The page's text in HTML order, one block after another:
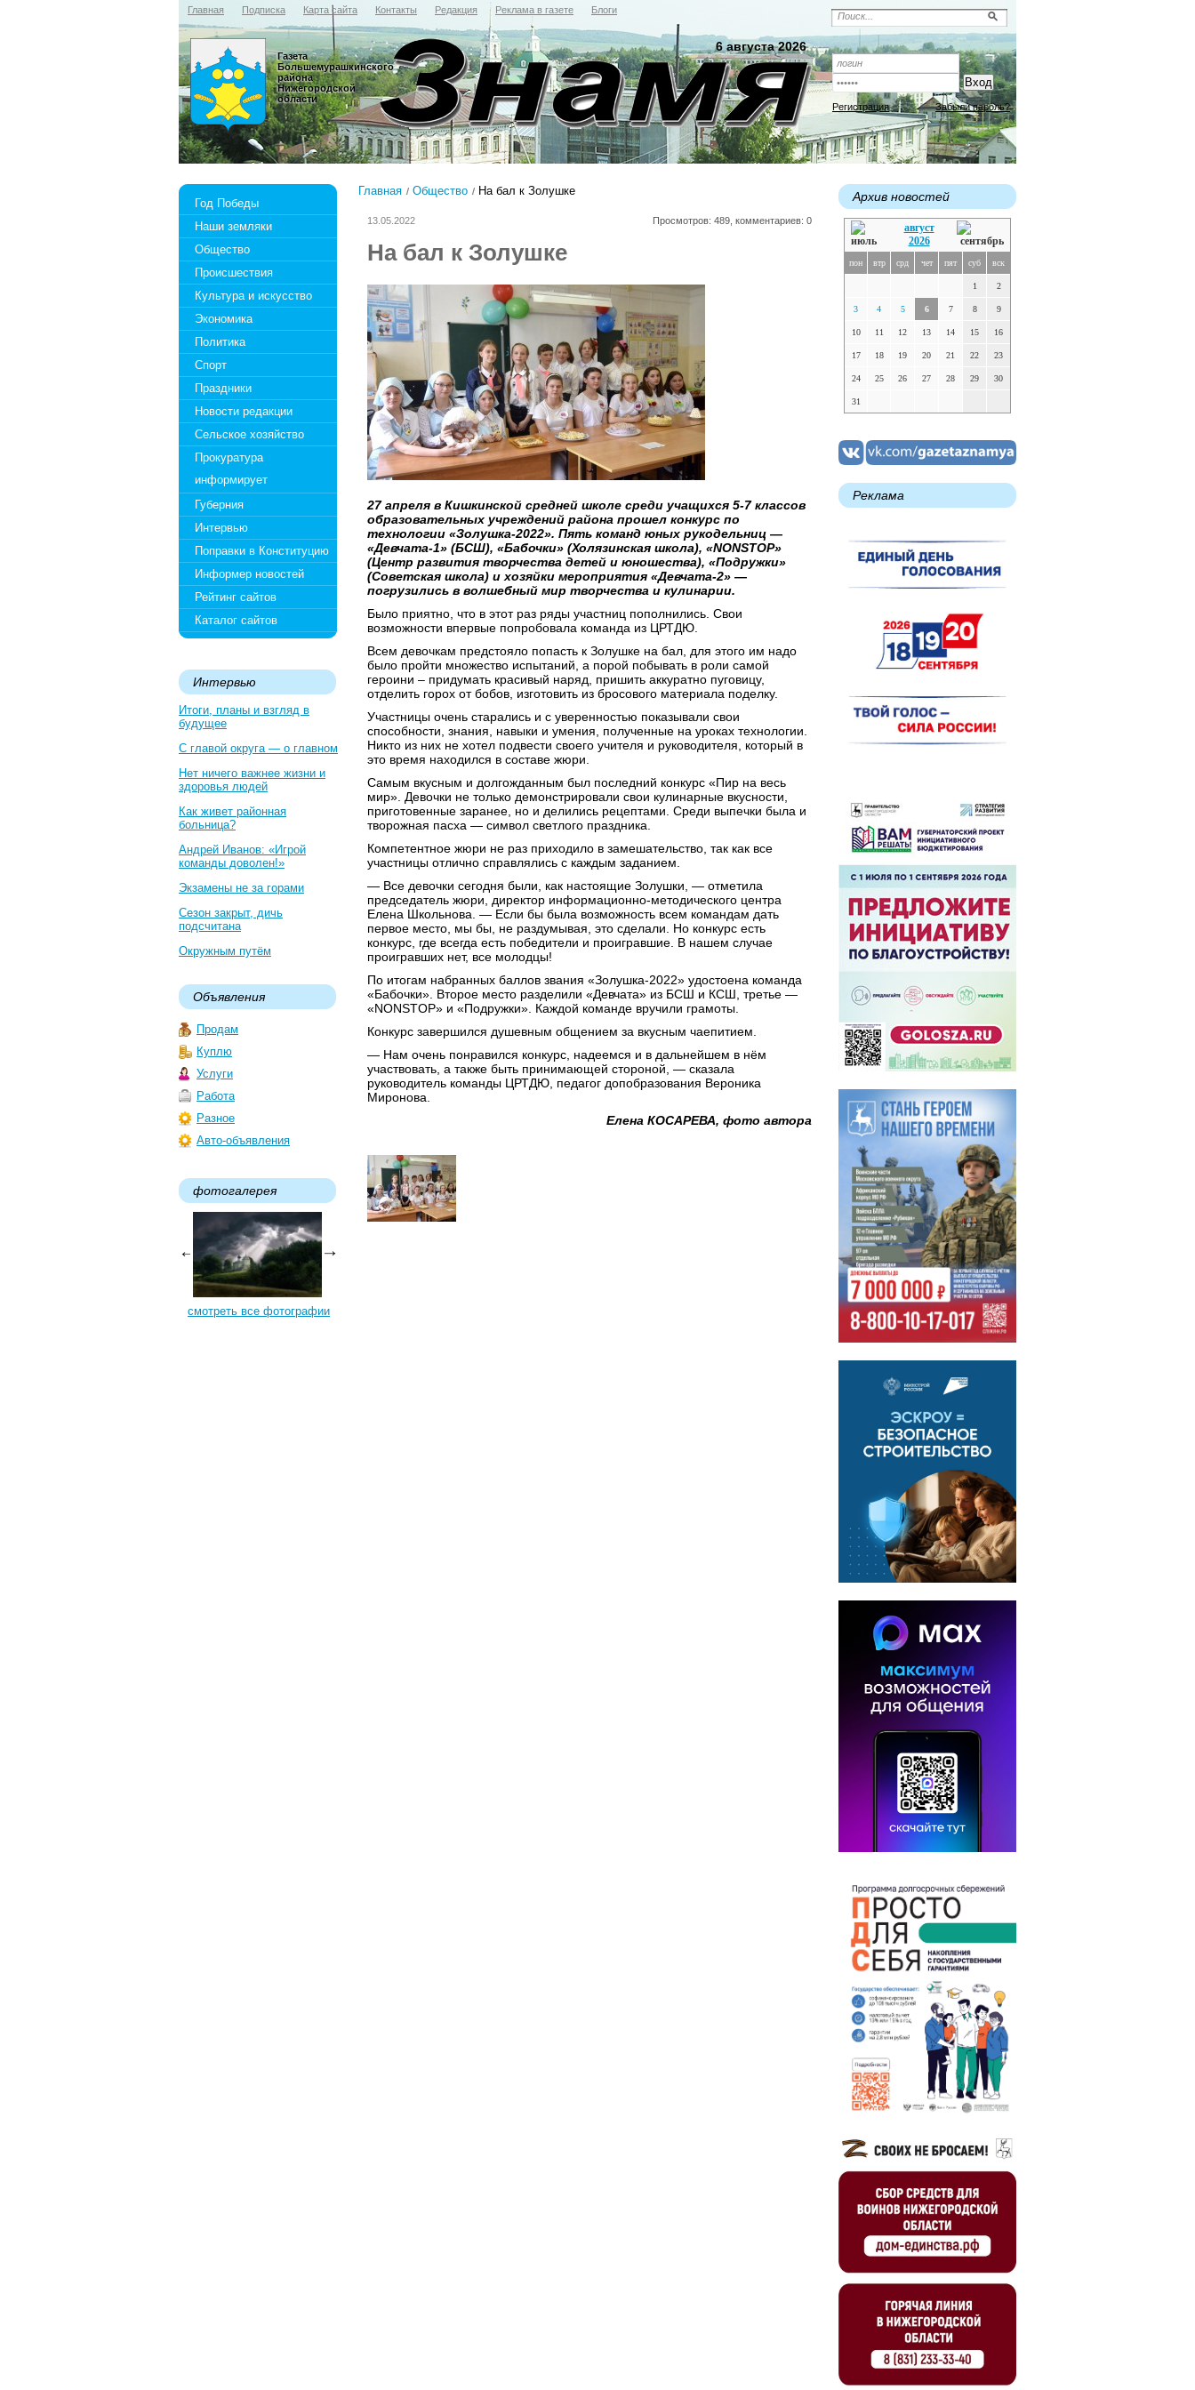
Главная Подписка Карта сайта Контакты Редакция Реклама в газете Блоги
Регистрация Забыли пароль?
6 августа 2026
Газета
Большемурашкинского
района
Нижегородской
области
Год Победы
Наши земляки
Общество
Происшествия
Культура и искусство
Экономика
Политика
Спорт
Праздники
Новости редакции
Сельское хозяйство
Прокуратура
информирует
Губерния
Интервью
Поправки в Конституцию
Информер новостей
Рейтинг сайтов
Каталог сайтов
Интервью
Итоги, планы и взгляд в
будущее
С главой округа — о главном
Нет ничего важнее жизни и
здоровья людей
Как живет районная
больница?
Андрей Иванов: «Игрой
команды доволен!»
Экзамены не за горами
Сезон закрыт, дичь
подсчитана
Окружным путём
Объявления
Продам
Куплю
Услуги
Работа
Разное
Авто-объявления
фотогалерея
смотреть все фотографии
Главная Общество На бал к Золушке
13.05.2022 Просмотров: 489, комментариев: 0
На бал к Золушке
27 апреля в Кишкинской средней школе среди учащихся 5-7 классов
образовательных учреждений района прошел конкурс по
технологии «Золушка-2022». Пять команд юных рукодельниц —
«Девчата-1» (БСШ), «Бабочки» (Холязинская школа), «NONSTOP»
(Центр развития творчества детей и юношества), «Подружки»
(Советская школа) и хозяйки мероприятия «Девчата-2» —
погрузились в волшебный мир творчества и кулинарии.
Было приятно, что в этот раз ряды участниц пополнились. Свои
возможности впервые попробовала команда из ЦРТДЮ.
Всем девочкам предстояло попасть к Золушке на бал, для этого им надо
было пройти множество испытаний, а порой побывать в роли самой
героини – придумать красивый наряд, пришить аккуратно пуговицу,
отделить горох от бобов, изготовить из бросового материала поделку.
Участницы очень старались и с уверенностью показывали свои
способности, знания, навыки и умения, полученные на уроках технологии.
Никто из них не хотел подвести своего учителя и руководителя, который в
это время находился в составе жюри.
Самым вкусным и долгожданным был последний конкурс «Пир на весь
мир». Девочки не только демонстрировали свои кулинарные вкусности,
приготовенные заранее, но и делились рецептами. Среди выпечки была и
творожная пасха — символ светлого праздника.
Компетентное жюри не раз приходило в замешательство, так как все
участницы отлично справлялись с каждым заданием.
— Все девочки сегодня были, как настоящие Золушки, — отметила
председатель жюри, директор информационно-методического центра
Елена Школьнова. — Если бы была возможность всем командам дать
первое место, мы бы, не раздумывая, это сделали. Но конкурс есть
конкурс, где всегда есть победители и проигравшие. В нашем случае
проигравших нет, все молодцы!
По итогам набранных баллов звания «Золушка-2022» удостоена команда
«Бабочки». Второе место разделили «Девчата» из БСШ и КСШ, третье —
«NONSTOP» и «Подружки». Каждой команде вручили грамоты.
Конкурс завершился душевным общением за вкусным чаепитием.
— Нам очень понравился конкурс, надеемся и в дальнейшем в нём
участвовать, а также быть принимающей стороной, — сказала
руководитель команды ЦРТДЮ, педагог допобразования Вероника
Миронова.
Елена КОСАРЕВА, фото автора
Архив новостей
август
2026
пон втр срд чет пят суб вск
1 2
3 4 5 6 7 8 9
10 11 12 13 14 15 16
17 18 19 20 21 22 23
24 25 26 27 28 29 30
31
Реклама